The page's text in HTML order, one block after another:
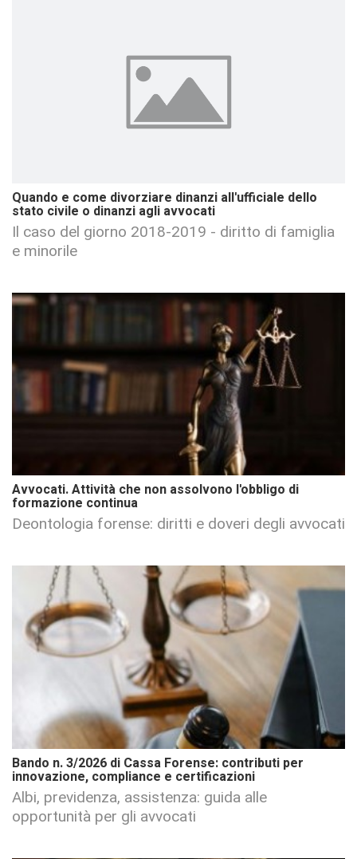
Quando e come divorziare dinanzi all'ufficiale dello
stato civile o dinanzi agli avvocati
Il caso del giorno 2018-2019 - diritto di famiglia
e minorile
Avvocati. Attività che non assolvono l'obbligo di
formazione continua
Deontologia forense: diritti e doveri degli avvocati
Bando n. 3/2026 di Cassa Forense: contributi per
innovazione, compliance e certificazioni
Albi, previdenza, assistenza: guida alle
opportunità per gli avvocati